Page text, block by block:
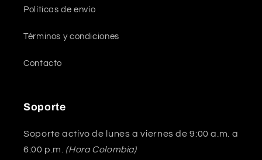
Políticas de envío
Términos y condiciones
Contacto
Soporte
Soporte activo de lunes a viernes de 9:00 a.m. a
6:00 p.m. (Hora Colombia)